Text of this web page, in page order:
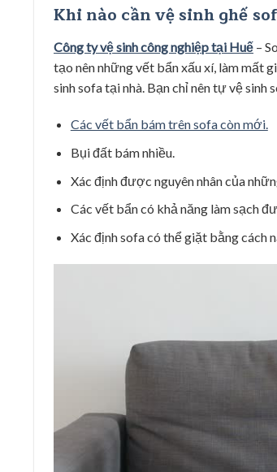
Khi nào cần vệ sinh ghế
Công ty vệ sinh công nghiệp tại Huế –
tạo nên những vết bẩn xấu xí, làm mất
sinh sofa tại nhà. Bạn chỉ nên tự vệ sinh
Các vết bẩn bám trên sofa còn mới.
Bụi đất bám nhiều.
Xác định được nguyên nhân của
Các vết bẩn có khả năng làm sạch
Xác định sofa có thể giặt bằng cách